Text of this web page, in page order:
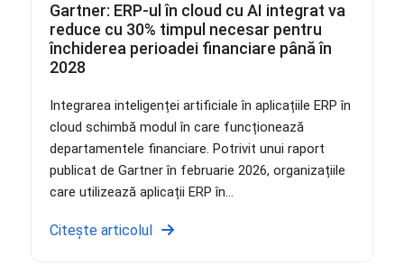
Gartner: ERP-ul în cloud cu AI integrat va
reduce cu 30% timpul necesar pentru
închiderea perioadei financiare până în
2028
Integrarea inteligenței artificiale în aplicațiile ERP în
cloud schimbă modul în care funcționează
departamentele financiare. Potrivit unui raport
publicat de Gartner în februarie 2026, organizațiile
care utilizează aplicații ERP în...
Citește articolul